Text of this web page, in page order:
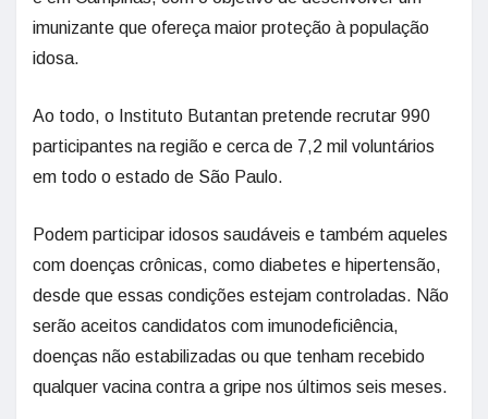
imunizante que ofereça maior proteção à população
idosa.
Ao todo, o Instituto Butantan pretende recrutar 990
participantes na região e cerca de 7,2 mil voluntários
em todo o estado de São Paulo.
Podem participar idosos saudáveis e também aqueles
com doenças crônicas, como diabetes e hipertensão,
desde que essas condições estejam controladas. Não
serão aceitos candidatos com imunodeficiência,
doenças não estabilizadas ou que tenham recebido
qualquer vacina contra a gripe nos últimos seis meses.